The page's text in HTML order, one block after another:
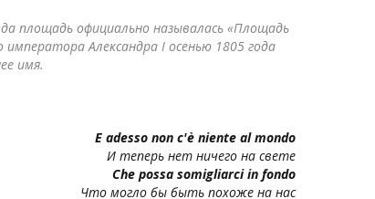
площадь официально называлась «Площадь
императора Александра I осенью 1805 года
имя.
E adesso non c'è niente al mondo
И теперь нет ничего на свете
Che possa somigliarci in fondo
Что могло бы быть похоже на нас